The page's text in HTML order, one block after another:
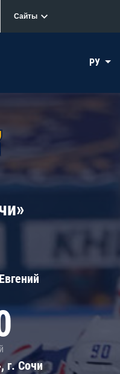
Сайты
РУ
г. Сочи